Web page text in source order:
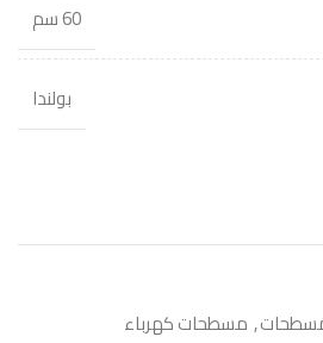
60 سم
بولندا
, مسطحات كهرباء